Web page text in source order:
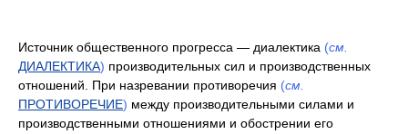
Источник общественного прогресса — диалектика (см.
ДИАЛЕКТИКА) производительных сил и производственных
отношений. При назревании противоречия (см.
ПРОТИВОРЕЧИЕ) между производительными силами и
производственными отношениями и обострении его